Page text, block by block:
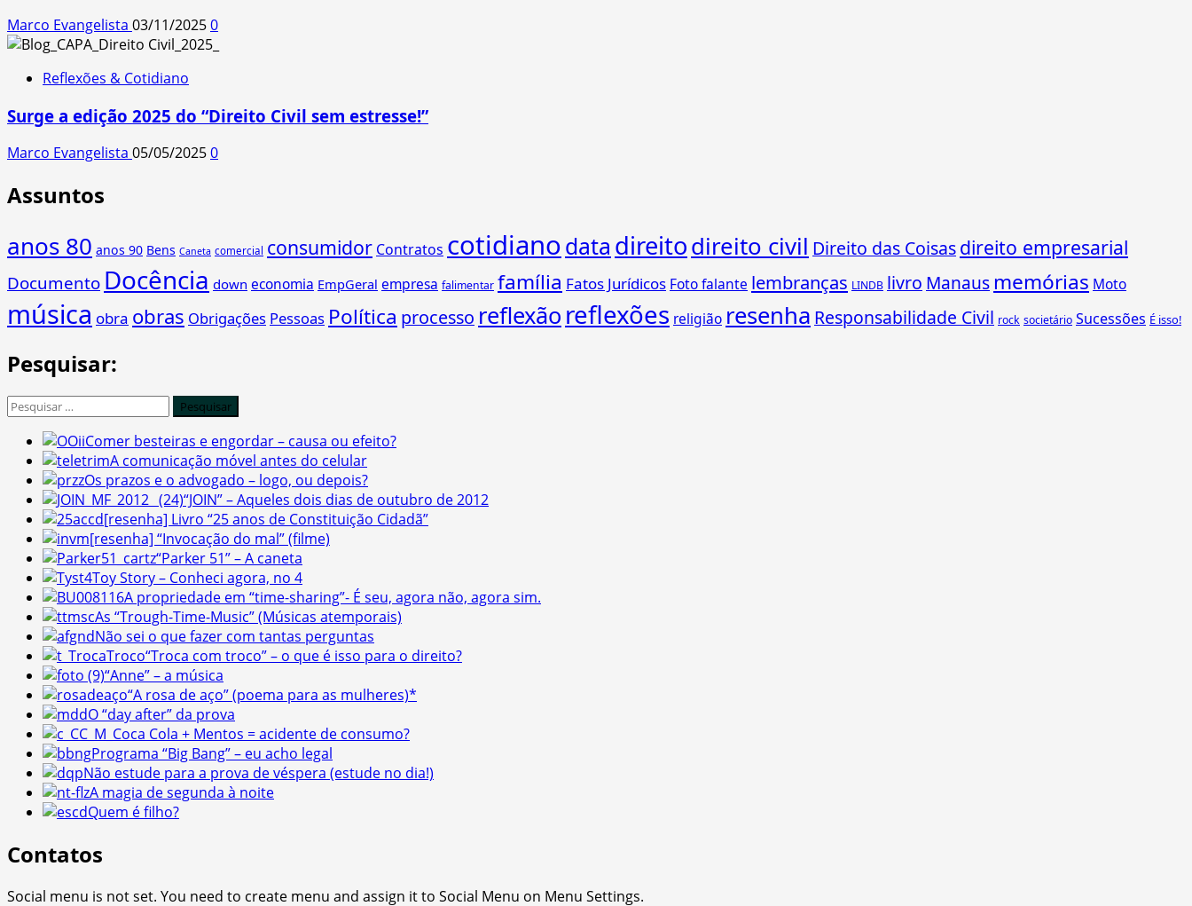
Marco Evangelista 03/11/20250
Reflexões & Cotidiano
Surge a edição 2025 do “Direito Civil sem estresse!”
Marco Evangelista 05/05/20250
Assuntos
anos 80 anos 90 Bens Caneta comercial consumidor Contratos cotidianodata direitodireito civil Direito das Coisasdireito empresarial
Documento Docência down economia EmpGeral empresa falimentar família Fatos Jurídicos Foto falante lembranças LINDB livro Manaus memórias Moto
música obra obras Obrigações Pessoas Política processo reflexão reflexões religião resenha Responsabilidade Civil rock societário Sucessões É isso!
Pesquisar:
Pesquisar
Comer besteiras e engordar – causa ou efeito?
A comunicação móvel antes do celular
Os prazos e o advogado – logo, ou depois?
“JOIN” – Aqueles dois dias de outubro de 2012
[resenha] Livro “25 anos de Constituição Cidadã”
[resenha] “Invocação do mal” (filme)
“Parker 51” – A caneta
Toy Story – Conheci agora, no 4
A propriedade em “time-sharing”- É seu, agora não, agora sim.
As “Trough-Time-Music” (Músicas atemporais)
Não sei o que fazer com tantas perguntas
“Troca com troco” – o que é isso para o direito?
“Anne” – a música
“A rosa de aço” (poema para as mulheres)*
O “day after” da prova
Coca Cola + Mentos = acidente de consumo?
Programa “Big Bang” – eu acho legal
Não estude para a prova de véspera (estude no dia!)
A magia de segunda à noite
Quem é filho?
Contatos
Social menu is not set. You need to create menu and assign it to Social Menu on Menu Settings.